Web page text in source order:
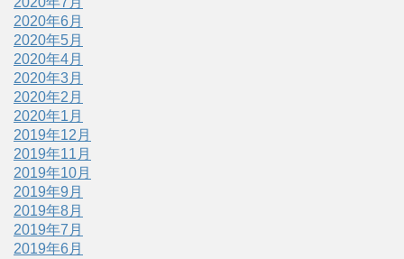
2020年6月
2020年5月
2020年4月
2020年3月
2020年2月
2020年1月
2019年12月
2019年11月
2019年10月
2019年9月
2019年8月
2019年7月
2019年6月